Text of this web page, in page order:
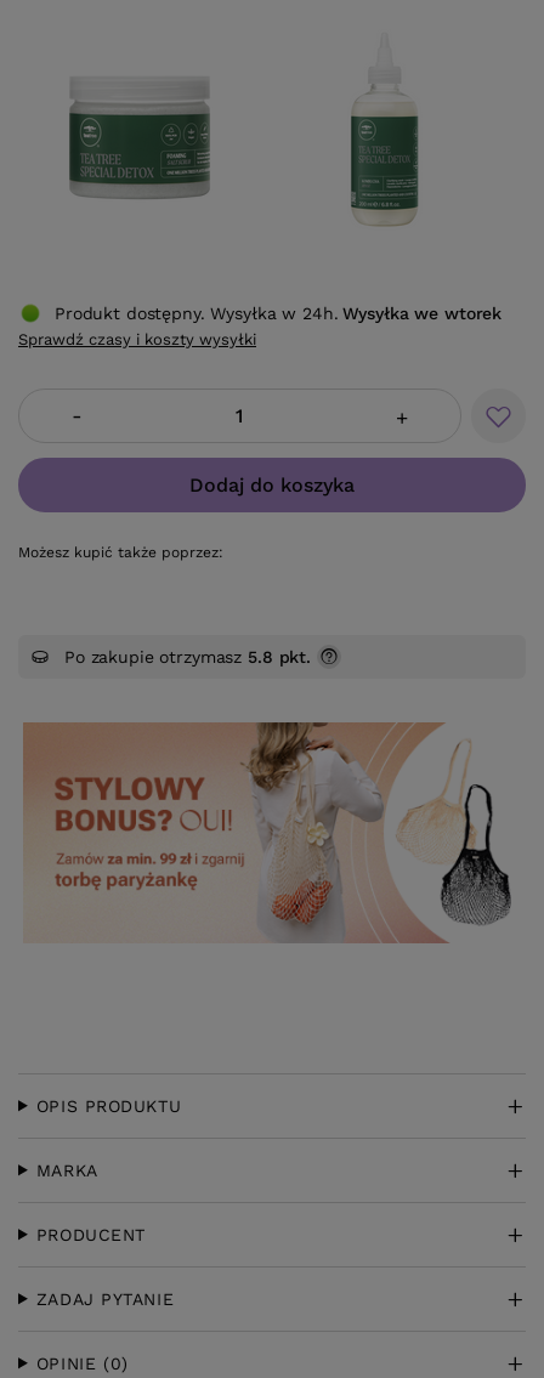
- +
Dodaj do koszyka
Możesz kupić także poprzez:
Produkt dostępny. Wysyłka w 24h. Wysyłkawe wtorek
Sprawdź czasy i koszty wysyłki
Po zakupie otrzymasz 5.8 pkt.
OPIS PRODUKTU
MARKA
PRODUCENT
ZADAJ PYTANIE
OPINIE (0)